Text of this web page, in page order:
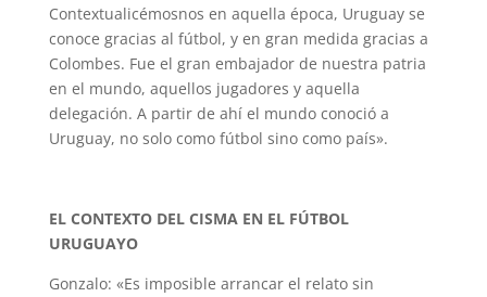
Contextualicémosnos en aquella época, Uruguay se
conoce gracias al fútbol, y en gran medida gracias a
Colombes. Fue el gran embajador de nuestra patria
en el mundo, aquellos jugadores y aquella
delegación. A partir de ahí el mundo conoció a
Uruguay, no solo como fútbol sino como país».
EL CONTEXTO DEL CISMA EN EL FÚTBOL
URUGUAYO
Gonzalo: «Es imposible arrancar el relato sin